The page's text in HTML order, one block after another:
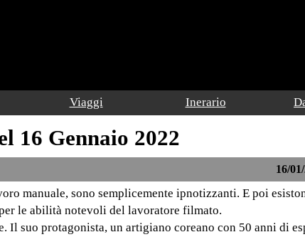
Viaggi Inerario
16 Gennaio 2022
16/
manuale, sono semplicemente ipnotizzanti. E poi
le abilità notevoli del lavoratore filmato.
suo protagonista, un artigiano coreano con 50 anni di